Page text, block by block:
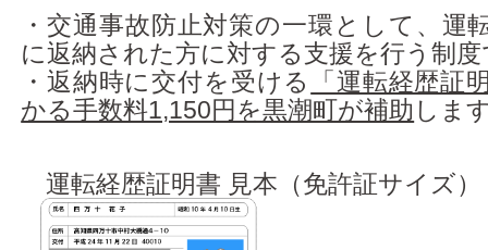
・交通事故防止対策の一環として、運
に返納された方に対する支援を行う制
・返納時に交付を受ける
「運転経歴証
かる手数料1,150円を黒潮町が補助 しま
運転経歴証明書 見本（免許証サイズ）